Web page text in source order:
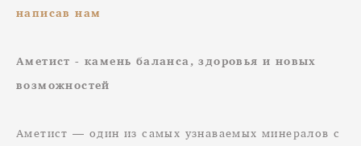
написав нам
Аметист - камень баланса, здоровья и новых
возможностей
Аметист — один из самых узнаваемых минералов с